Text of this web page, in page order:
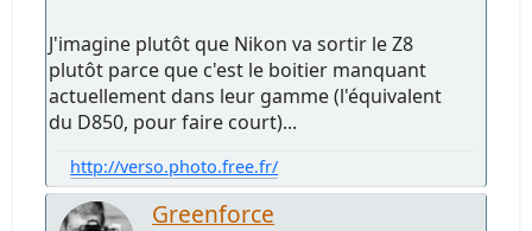
J'imagine plutôt que Nikon va sortir le Z8
plutôt parce que c'est le boitier manquant
actuellement dans leur gamme (l'équivalent
du D850, pour faire court)...
http://verso.photo.free.fr/
Greenforce